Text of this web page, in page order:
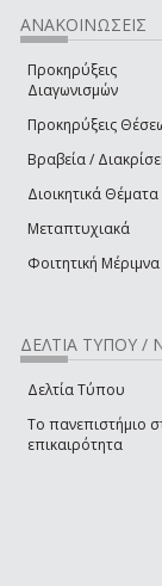
ΑΝΑΚΟΙΝΩΣΕΙΣ
Προκηρύξεις
Διαγωνισμών
Προκηρύξεις
Βραβεία /
Διοικητικά Θέματα
Μεταπτυχιακά
Φοιτητική Μέριμνα
ΔΕΛΤΙΑ ΤΥΠΟΥ /
Δελτία Τύπου
Το πανεπιστήμιο
επικαιρότητα